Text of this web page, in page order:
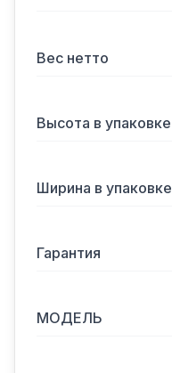
Вес нетто
Высота в упаковке
Ширина в упаковке
Гарантия
МОДЕЛЬ